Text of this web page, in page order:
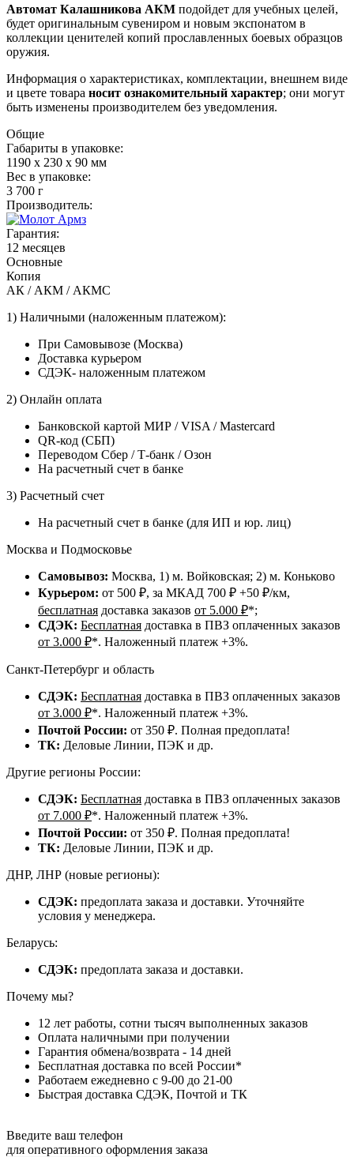
Автомат Калашникова АКМ подойдет для учебных целей,
будет оригинальным сувениром и новым экспонатом в
коллекции ценителей копий прославленных боевых образцов
оружия.
Информация о характеристиках, комплектации, внешнем виде
и цвете товара носит ознакомительный характер; они могут
быть изменены производителем без уведомления.
Общие
Габариты в упаковке:
1190 x 230 x 90 мм
Вес в упаковке:
3 700 г
Производитель:
Гарантия:
12 месяцев
Основные
Копия
АК / АКМ / АКМС
1) Наличными (наложенным платежом):
При Самовывозе (Москва)
Доставка курьером
СДЭК- наложенным платежом
2) Онлайн оплата
Банковской картой МИР / VISA / Mastercard
QR-код (СБП)
Переводом Сбер / Т-банк / Озон
На расчетный счет в банке
3) Расчетный счет
На расчетный счет в банке (для ИП и юр. лиц)
Москва и Подмосковье
Самовывоз: Москва, 1) м. Войковская; 2) м. Коньково
Курьером: от 500 ₽, за МКАД 700 ₽ +50 ₽/км,
бесплатная доставка заказов от 5.000 ₽*;
СДЭК: Бесплатная доставка в ПВЗ оплаченных заказов
от 3.000 ₽*. Наложенный платеж +3%.
Санкт-Петербург и область
СДЭК: Бесплатная доставка в ПВЗ оплаченных заказов
от 3.000 ₽*. Наложенный платеж +3%.
Почтой России: от 350 ₽. Полная предоплата!
ТК: Деловые Линии, ПЭК и др.
Другие регионы России:
СДЭК: Бесплатная доставка в ПВЗ оплаченных заказов
от 7.000 ₽*. Наложенный платеж +3%.
Почтой России: от 350 ₽. Полная предоплата!
ТК: Деловые Линии, ПЭК и др.
ДНР, ЛНР (новые регионы):
СДЭК: предоплата заказа и доставки. Уточняйте
условия у менеджера.
Беларусь:
СДЭК: предоплата заказа и доставки.
Почему мы?
12 лет работы, сотни тысяч выполненных заказов
Оплата наличными при получении
Гарантия обмена/возврата - 14 дней
Бесплатная доставка по всей России*
Работаем ежедневно с 9-00 до 21-00
Быстрая доставка СДЭК, Почтой и ТК
Введите ваш телефон
для оперативного оформления заказа